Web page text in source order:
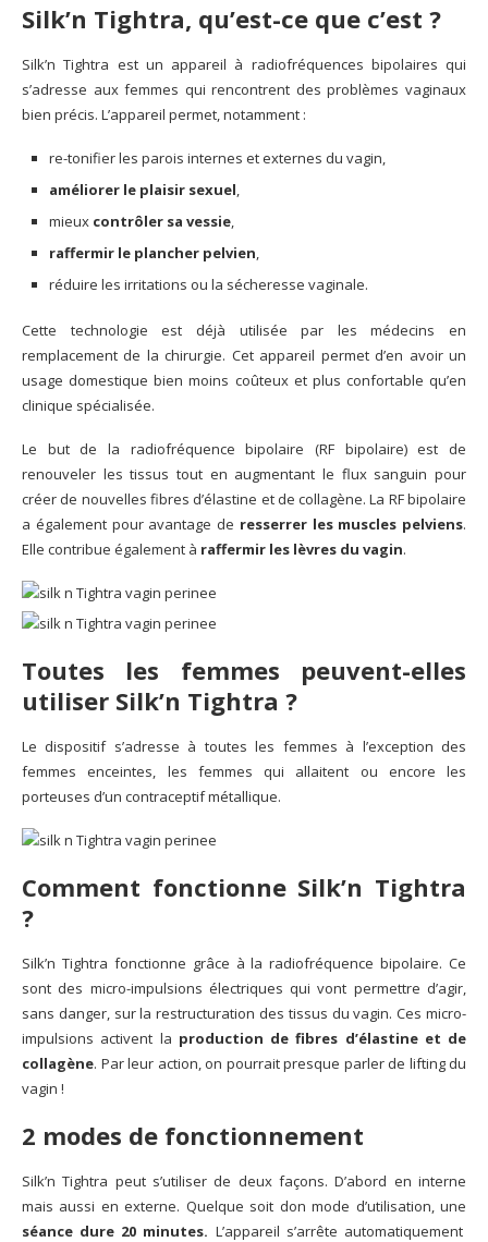
Silk’n Tightra, qu’est-ce que c’est ?
Silk’n Tightra est un appareil à radiofréquences bipolaires qui
s’adresse aux femmes qui rencontrent des problèmes vaginaux
bien précis. L’appareil permet, notamment :
re-tonifier les parois internes et externes du vagin,
améliorer le plaisir sexuel,
mieux contrôler sa vessie,
raffermir le plancher pelvien,
réduire les irritations ou la sécheresse vaginale.
Cette technologie est déjà utilisée par les médecins en
remplacement de la chirurgie. Cet appareil permet d’en avoir un
usage domestique bien moins coûteux et plus confortable qu’en
clinique spécialisée.
Le but de la radiofréquence bipolaire (RF bipolaire) est de
renouveler les tissus tout en augmentant le flux sanguin pour
créer de nouvelles fibres d’élastine et de collagène. La RF bipolaire
a également pour avantage de resserrer les muscles pelviens.
Elle contribue également à raffermir les lèvres du vagin.
Toutes les femmes peuvent-elles
utiliser Silk’n Tightra ?
Le dispositif s’adresse à toutes les femmes à l’exception des
femmes enceintes, les femmes qui allaitent ou encore les
porteuses d’un contraceptif métallique.
Comment fonctionne Silk’n Tightra
?
Silk’n Tightra fonctionne grâce à la radiofréquence bipolaire. Ce
sont des micro-impulsions électriques qui vont permettre d’agir,
sans danger, sur la restructuration des tissus du vagin. Ces micro-
impulsions activent la production de fibres d’élastine et de
collagène. Par leur action, on pourrait presque parler de lifting du
vagin !
2 modes de fonctionnement
Silk’n Tightra peut s’utiliser de deux façons. D’abord en interne
mais aussi en externe. Quelque soit don mode d’utilisation, une
séance dure 20 minutes. L’appareil s’arrête automatiquement